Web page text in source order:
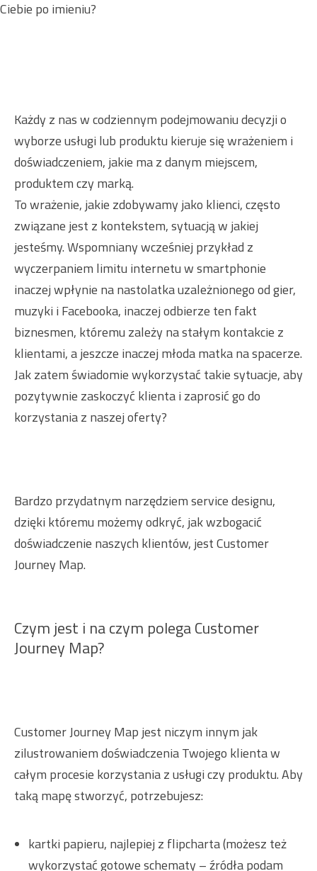
Ciebie po imieniu?
Każdy z nas w codziennym podejmowaniu decyzji o
wyborze usługi lub produktu kieruje się wrażeniem i
doświadczeniem, jakie ma z danym miejscem,
produktem czy marką.
To wrażenie, jakie zdobywamy jako klienci, często
związane jest z kontekstem, sytuacją w jakiej
jesteśmy. Wspomniany wcześniej przykład z
wyczerpaniem limitu internetu w smartphonie
inaczej wpłynie na nastolatka uzależnionego od gier,
muzyki i Facebooka, inaczej odbierze ten fakt
biznesmen, któremu zależy na stałym kontakcie z
klientami, a jeszcze inaczej młoda matka na spacerze.
Jak zatem świadomie wykorzystać takie sytuacje, aby
pozytywnie zaskoczyć klienta i zaprosić go do
korzystania z naszej oferty?
Bardzo przydatnym narzędziem service designu,
dzięki któremu możemy odkryć, jak wzbogacić
doświadczenie naszych klientów, jest Customer
Journey Map.
Czym jest i na czym polega Customer
Journey Map?
Customer Journey Map jest niczym innym jak
zilustrowaniem doświadczenia Twojego klienta w
całym procesie korzystania z usługi czy produktu. Aby
taką mapę stworzyć, potrzebujesz:
kartki papieru, najlepiej z flipcharta (możesz też
wykorzystać gotowe schematy – źródła podam